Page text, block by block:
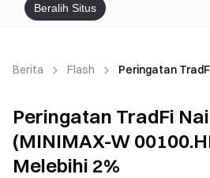
Beralih Situs
Berita Flash Peringatan
Peringatan TradFi
(MINIMAX-W
Melebihi 2%